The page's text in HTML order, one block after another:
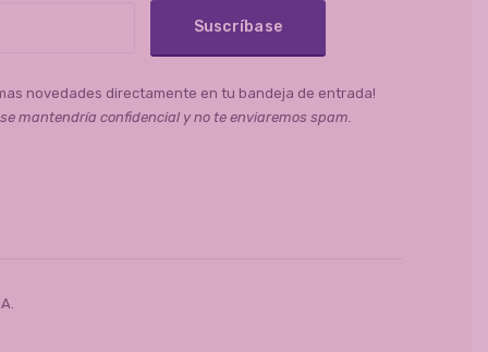
novedades directamente en tu bandeja de entrada!
mantendría confidencial y no te enviaremos spam.
.